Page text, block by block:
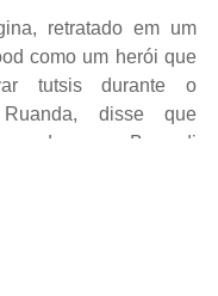
retratado em um
como um herói que
tutsis durante o
disse que
voando para o Burundi